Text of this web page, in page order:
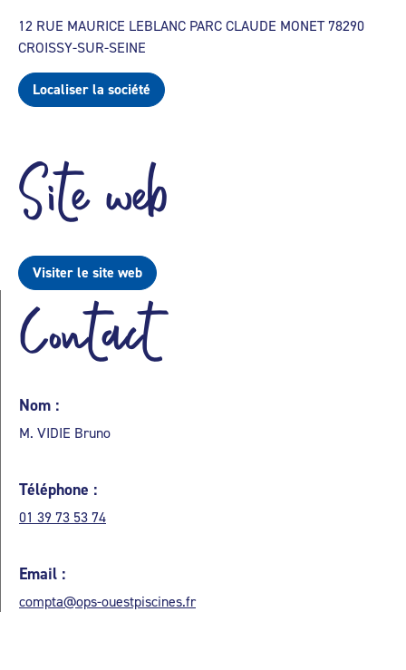
12 RUE MAURICE LEBLANC PARC CLAUDE MONET 78290
CROISSY-SUR-SEINE
Localiser la société
Site web
Visiter le site web
Contact
Nom :
M. VIDIE Bruno
Téléphone :
01 39 73 53 74
Email :
compta@ops-ouestpiscines.fr